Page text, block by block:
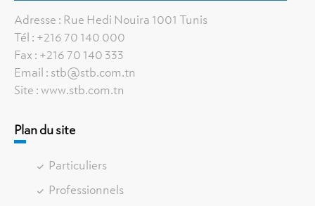
Adresse : Rue Hedi Nouira 1001 Tunis
Tél : +216 70 140 000
Fax : +216 70 140 333
Email : stb@stb.com.tn
Site : www.stb.com.tn
Plan du site
Particuliers
Professionnels